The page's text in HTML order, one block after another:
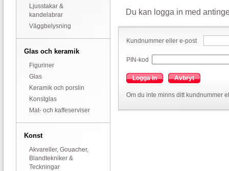
Ljusstakar &
kandelabrar
Väggbelysning
Glas och keramik
Figuriner
Glas
Keramik och porslin
Konstglas
Mat- och kaffeserviser
Konst
Akvareller, Gouacher,
Blandtekniker &
Teckningar
Du kan logga in med
Kundnummer eller e-post
PIN-kod
Logga in Avbryt
Om du inte minns ditt kundnummer